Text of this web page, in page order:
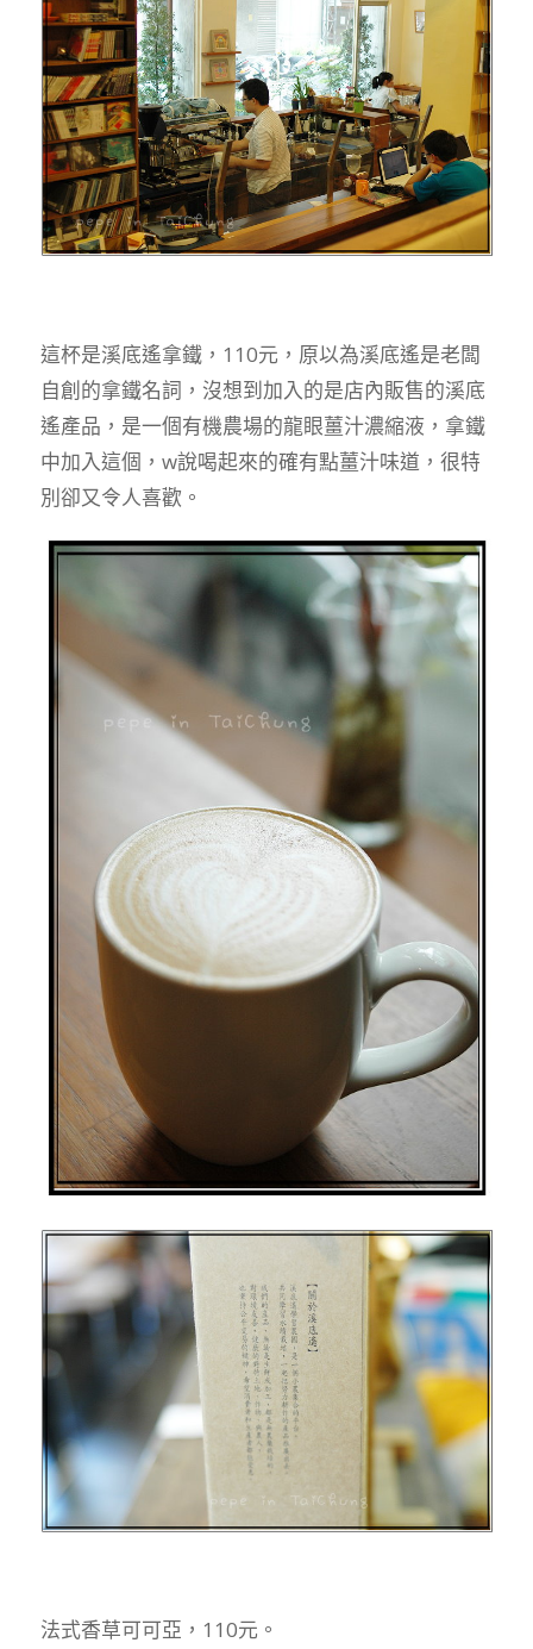
這杯是溪底遙拿鐵，110元，原以為溪底遙是老闆
自創的拿鐵名詞，沒想到加入的是店內販售的溪底
遙產品，是一個有機農場的龍眼薑汁濃縮液，拿鐵
中加入這個，w說喝起來的確有點薑汁味道，很特
別卻又令人喜歡。
法式香草可可亞，110元。